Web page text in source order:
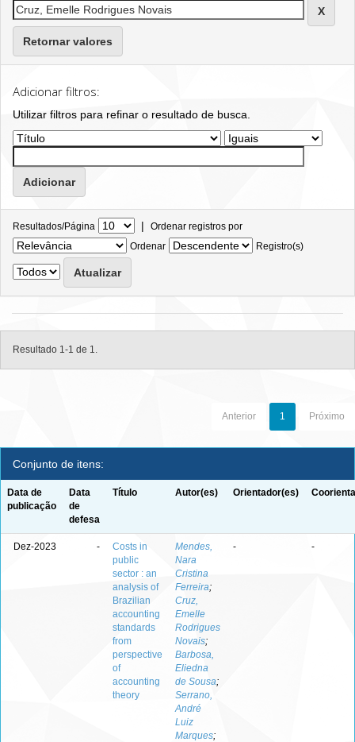
Retornar valores
Adicionar filtros:
Utilizar filtros para refinar o resultado de busca.
Resultados/Página | Ordenar registros por
Ordenar
Registro(s)
Resultado 1-1 de 1.
Anterior 1 Próximo
Conjunto de itens:
Data de
publicação
Data
de
defesa
Título Autor(es) Orientador(es)
Dez-2023 -
Costs in
public
sector : an
analysis of
Brazilian
accounting
standards
from
perspective
of
accounting
theory
Mendes,
Nara
Cristina
Ferreira;
Cruz,
Emelle
Rodrigues
Novais;
Barbosa,
Eliedna
de Sousa;
Serrano,
André
Luiz
Marques;
- -